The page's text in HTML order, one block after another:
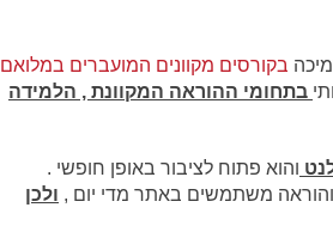
בקורסים מקוונים המועברים במלואם
בתחומי ההוראה המקוונת , הלמידה
והוא פתוח לציבור באופן חופשי .
והוראה משתמשים באתר מדי יום , ולכן